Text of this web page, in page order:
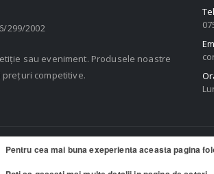
299/2002
sau eveniment. Produsele noastre
competitive.
Pentru cea mai buna exeperienta aceasta pagina